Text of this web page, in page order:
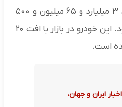
در بازار و نرخ کارخانه‌ای ۳ میلیارد و ۶۵ میلیون و ۵۰۰
هزار تومان عرضه می‌شود. این خودرو در بازار با افت ۲۰
است.
ایران و جهان،